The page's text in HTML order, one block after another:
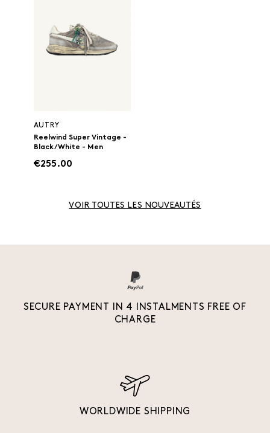
AUTRY
Reelwind Super Vintage -
Black/White - Men
€255.00
VOIR TOUTES LES NOUVEAUTÉS
SECURE PAYMENT IN 4 INSTALMENTS FREE OF
CHARGE
WORLDWIDE SHIPPING